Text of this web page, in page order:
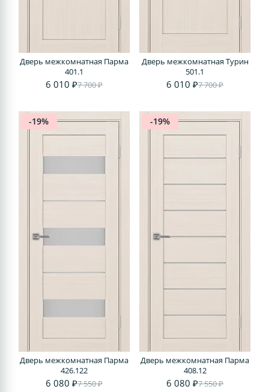
Дверь межкомнатная Парма
401.1
6 010 ₽7 700 ₽
Дверь межкомнатная Турин
501.1
6 010 ₽7 700 ₽
-19%
Дверь межкомнатная Парма
426.122
6 080 ₽7 550 ₽
-19%
Дверь межкомнатная Парма
408.12
6 080 ₽7 550 ₽